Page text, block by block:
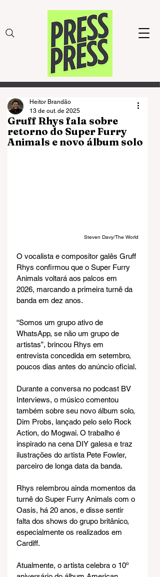
Gruff Rhys fala sobre
retorno do Super Furry
Animals e novo álbum solo
Heitor Brandão
13 de out. de 2025
Steven Davy/The World
O vocalista e compositor galês Gruff
Rhys confirmou que o Super Furry
Animals voltará aos palcos em
2026, marcando a primeira turnê da
banda em dez anos.
“Somos um grupo ativo de
WhatsApp, se não um grupo de
artistas”, brincou Rhys em
entrevista concedida em setembro,
poucos dias antes do anúncio oficial.
Durante a conversa no podcast BV
Interviews, o músico comentou
também sobre seu novo álbum solo,
Dim Probs, lançado pelo selo Rock
Action, do Mogwai. O trabalho é
inspirado na cena DIY galesa e traz
ilustrações do artista Pete Fowler,
parceiro de longa data da banda.
Rhys relembrou ainda momentos da
turnê do Super Furry Animals com o
Oasis, há 20 anos, e disse sentir
falta dos shows do grupo britânico,
especialmente os realizados em
Cardiff.
Atualmente, o artista celebra o 10º